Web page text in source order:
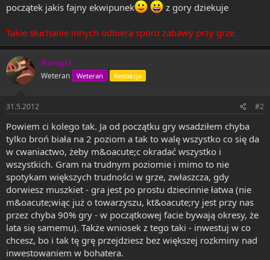
początek jakis fajny ekwipunek
z gory dziekuje
Takie słuchanie innych odbiera sporo zabawy przy grze.
Rangiz
Weteran Weteran Redakcja
31.5.2012 #2
Powiem ci kolego tak. Ja od początku gry wsadziłem chyba
tylko broń biała na 2 poziom a tak to walę wszystko co się da
w cwaniactwo, żeby m&oacute;c okradać wszystko i
wszystkich. Gram na trudnym poziomie i mimo to nie
spotykam większych trudności w grze, zwłaszcza, gdy
dorwiesz muszkiet - gra jest po prostu dziecinnie łatwa (nie
m&oacute;wiąc już o towarzyszu, kt&oacute;ry jest przy nas
przez chyba 90% gry - w początkowej facie bywają okresy, że
lata się samemu). Także wniosek z tego taki - inwestuj w co
chcesz, bo i tak tę grę przejdziesz bez większej rozkminy nad
inwestowaniem w bohatera.